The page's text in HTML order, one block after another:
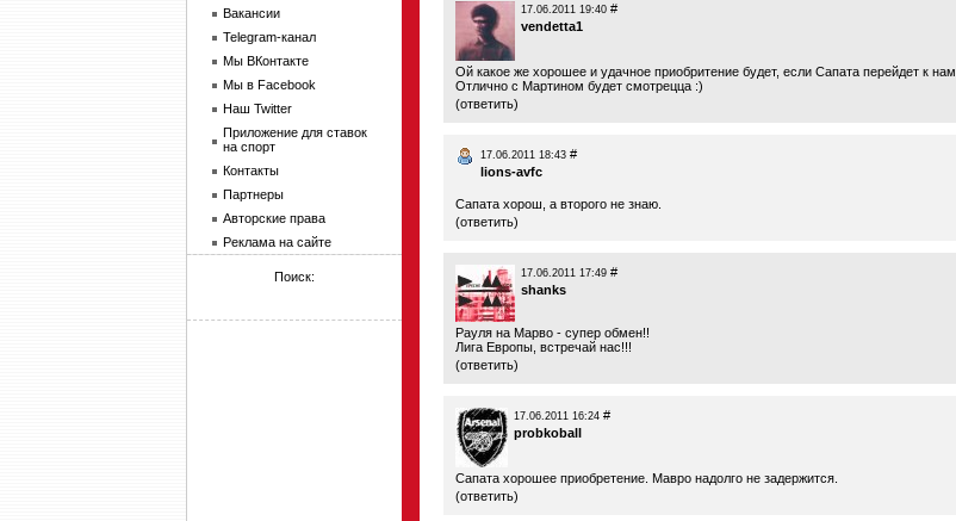
17.06.2011 19:40 #
vendetta1
Ой какое же хорошее и удачное приобритение будет, если Сапата перейдет к нам.
Отлично с Мартином будет смотрецца :)
(ответить)
17.06.2011 18:43 #
lions-avfc
Сапата хорош, а второго не знаю.
(ответить)
17.06.2011 17:49 #
shanks
Рауля на Марво - супер обмен!!
Лига Европы, встречай нас!!!
(ответить)
17.06.2011 16:24 #
probkoball
Сапата хорошее приобретение. Мавро надолго не задержится.
(ответить)
Вакансии
Telegram-канал
Мы ВКонтакте
Мы в Facebook
Наш Twitter
Приложение для ставок
на спорт
Контакты
Партнеры
Авторские права
Реклама на сайте
Поиск: